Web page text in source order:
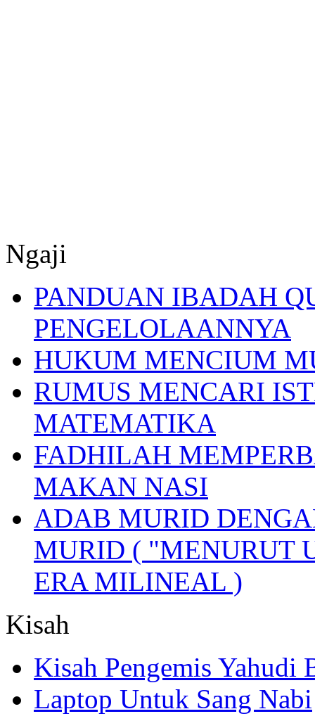
Ngaji
PANDUAN IBADAH
PENGELOLAANNYA
HUKUM MENCIUM
RUMUS MENCARI
MATEMATIKA
FADHILAH
MAKAN NASI
ADAB MURID
MURID ( "MENURUT
ERA MILINEAL )
Kisah
Kisah Pengemis Yahudi
Laptop Untuk Sang Nabi